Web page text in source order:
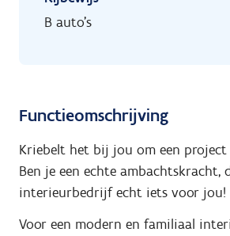
B auto's
Functieomschrijving
Kriebelt het bij jou om een
Ben je een echte
interieurbedrijf echt iets voor jou!
Voor een modern en familiaal